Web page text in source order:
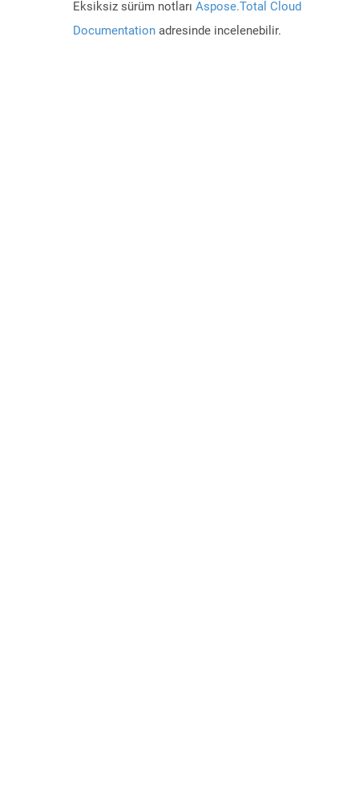
Eksiksiz sürüm notları Aspose.Total Cloud
Documentation adresinde incelenebilir.